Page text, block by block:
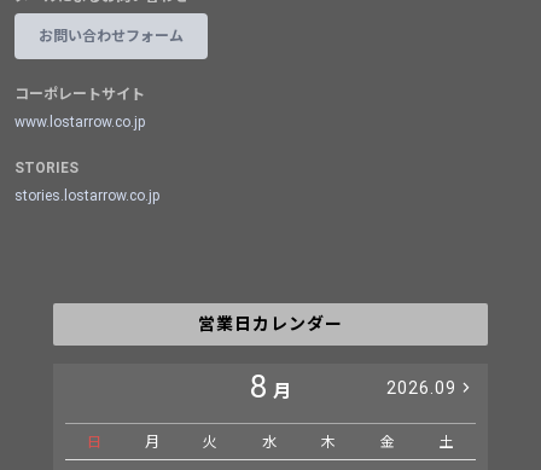
お問い合わせフォーム
コーポレートサイト
www.lostarrow.co.jp
STORIES
stories.lostarrow.co.jp
営業日カレンダー
8 月 2026.09
日 月 火 水 木 金 土